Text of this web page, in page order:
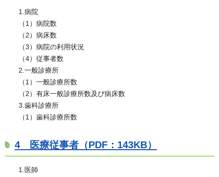
1.病院
（1）病院数
（2）病床数
（3）病院の利用状況
（4）従事者数
2.一般診療所
（1）一般診療所数
（2）有床一般診療所数及び病床数
3.歯科診療所
（1）歯科診療所数
4 医療従事者（PDF：143KB）
1.医師